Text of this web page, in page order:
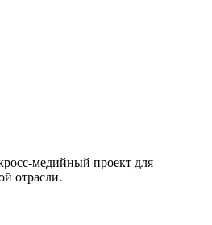
медийный проект для
отрасли.